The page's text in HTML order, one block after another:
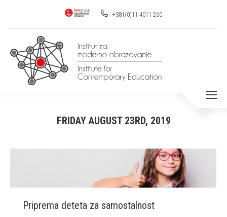
+381(0)11 4011 260
FRIDAY AUGUST 23RD, 2019
Priprema deteta za samostalnost